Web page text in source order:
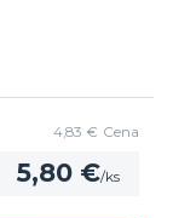
5,80 €/ks
4,83 € Cena